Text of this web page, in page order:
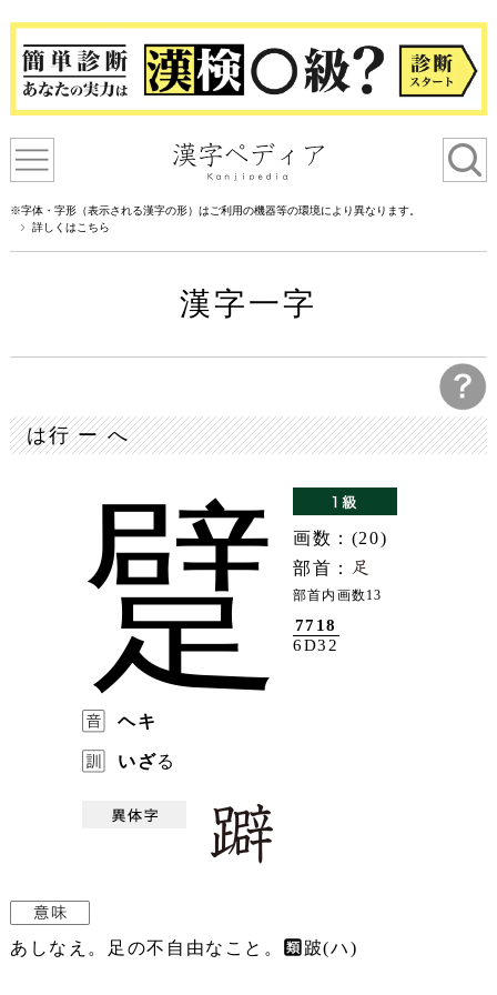
※字体・字形（表示される漢字の形）はご利用の機器等の環境により異なります。
詳しくはこちら
漢字一字
は行 ー へ
躄
画数：(20)
部首：
部首内画数13
7718
6D32
ヘキ
いざる
あしなえ。足の不自由なこと。 跛(ハ)